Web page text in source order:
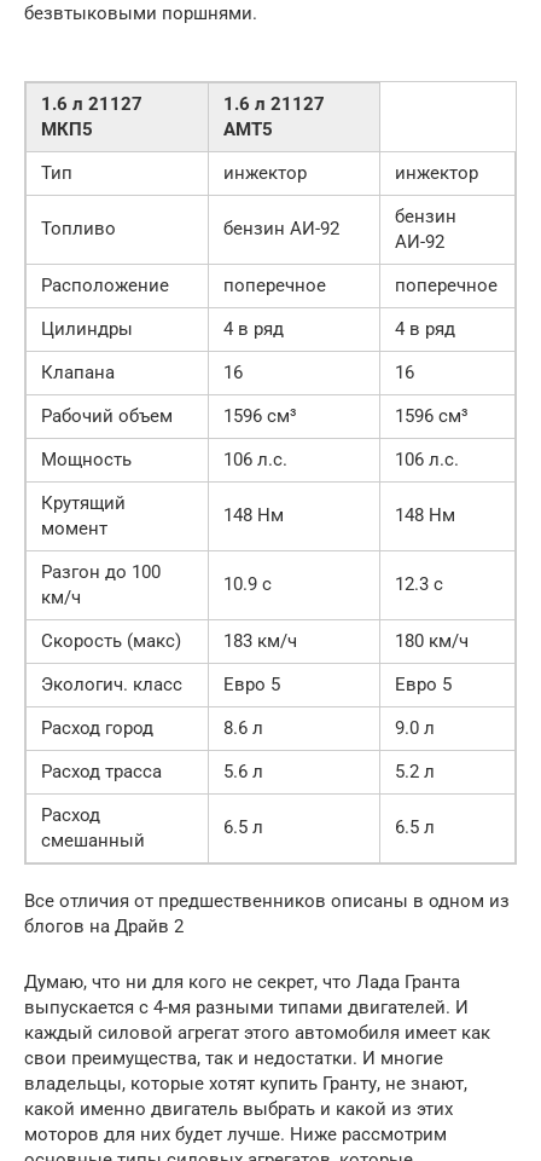
безвтыковыми поршнями.
1.6 л 21127
МКП5
1.6 л 21127
АМТ5
Тип
инжектор инжектор
Топливо бензин АИ-92
бензин
АИ-92
Расположение
поперечное
поперечное
Цилиндры
4 в ряд
4 в ряд
Клапана
16
16
Рабочий объем
1596 см³
1596 см³
Мощность
106 л.с.
106 л.с.
Крутящий
момент
148 Нм 148 Нм
Разгон до 100
км/ч
10.9 с 12.3 с
Скорость (макс) 183 км/ч
180 км/ч
Экологич. класс
Евро 5
Евро 5
Расход город
8.6 л
9.0 л
Расход трасса
5.6 л
5.2 л
Расход
смешанный
6.5 л 6.5 л
Все отличия от предшественников описаны в одном из
блогов на Драйв 2
Думаю, что ни для кого не секрет, что Лада Гранта
выпускается с 4-мя разными типами двигателей. И
каждый силовой агрегат этого автомобиля имеет как
свои преимущества, так и недостатки. И многие
владельцы, которые хотят купить Гранту, не знают,
какой именно двигатель выбрать и какой из этих
моторов для них будет лучше. Ниже рассмотрим